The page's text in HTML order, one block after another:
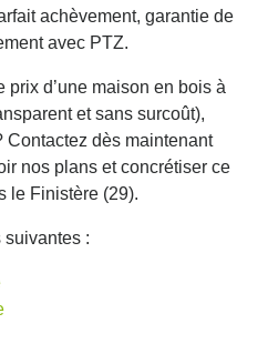
achèvement, garantie de
avec PTZ.
d’une maison en bois à
et sans surcoût),
Contactez dès maintenant
nos plans et concrétiser ce
le Finistère (29).
suivantes :